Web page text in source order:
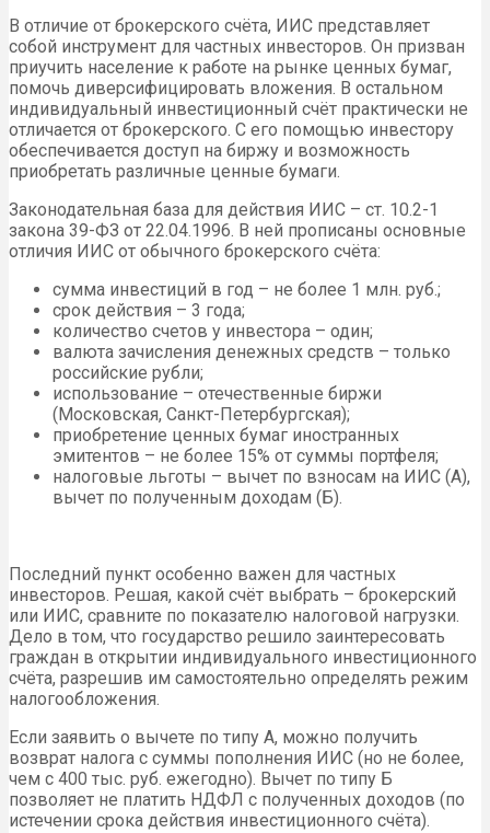
В отличие от брокерского счёта, ИИС представляет
собой инструмент для частных инвесторов. Он призван
приучить население к работе на рынке ценных бумаг,
помочь диверсифицировать вложения. В остальном
индивидуальный инвестиционный счёт практически не
отличается от брокерского. С его помощью инвестору
обеспечивается доступ на биржу и возможность
приобретать различные ценные бумаги.
Законодательная база для действия ИИС – ст. 10.2-1
закона 39-ФЗ от 22.04.1996. В ней прописаны основные
отличия ИИС от обычного брокерского счёта:
сумма инвестиций в год – не более 1 млн. руб.;
срок действия – 3 года;
количество счетов у инвестора – один;
валюта зачисления денежных средств – только
российские рубли;
использование – отечественные биржи
(Московская, Санкт-Петербургская);
приобретение ценных бумаг иностранных
эмитентов – не более 15% от суммы портфеля;
налоговые льготы – вычет по взносам на ИИС (А),
вычет по полученным доходам (Б).
Последний пункт особенно важен для частных
инвесторов. Решая, какой счёт выбрать – брокерский
или ИИС, сравните по показателю налоговой нагрузки.
Дело в том, что государство решило заинтересовать
граждан в открытии индивидуального инвестиционного
счёта, разрешив им самостоятельно определять режим
налогообложения.
Если заявить о вычете по типу А, можно получить
возврат налога с суммы пополнения ИИС (но не более,
чем с 400 тыс. руб. ежегодно). Вычет по типу Б
позволяет не платить НДФЛ с полученных доходов (по
истечении срока действия инвестиционного счёта).